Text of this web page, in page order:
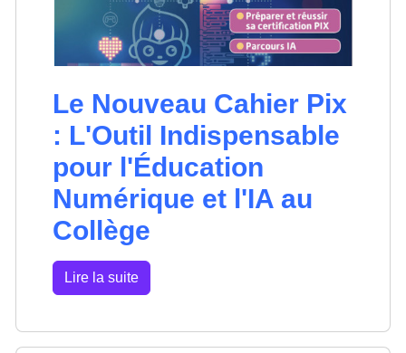
Le Nouveau Cahier Pix
: L'Outil Indispensable
pour l'Éducation
Numérique et l'IA au
Collège
Lire la suite